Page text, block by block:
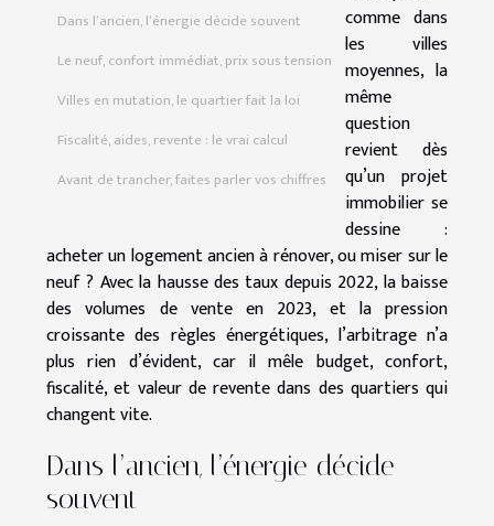
Dans l’ancien, l’énergie décide souvent
Le neuf, confort immédiat, prix sous tension
Villes en mutation, le quartier fait la loi
Fiscalité, aides, revente : le vrai calcul
Avant de trancher, faites parler vos chiffres
comme dans
les villes
moyennes, la
même
question
revient dès
qu’un projet
immobilier se
dessine :
acheter un logement ancien à rénover, ou miser sur le
neuf ? Avec la hausse des taux depuis 2022, la baisse
des volumes de vente en 2023, et la pression
croissante des règles énergétiques, l’arbitrage n’a
plus rien d’évident, car il mêle budget, confort,
fiscalité, et valeur de revente dans des quartiers qui
changent vite.
Dans l’ancien, l’énergie décide
souvent